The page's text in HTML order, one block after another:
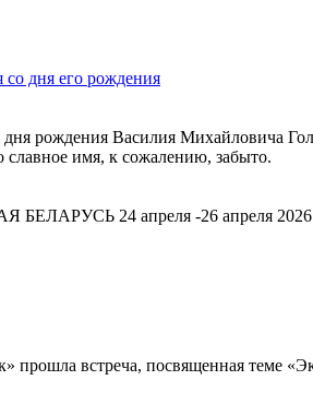
дня его рождения
дня рождения Василия Михайловича
славное имя, к сожалению, забыто.
24 апреля -26 апреля 2026
прошла встреча, посвященная теме